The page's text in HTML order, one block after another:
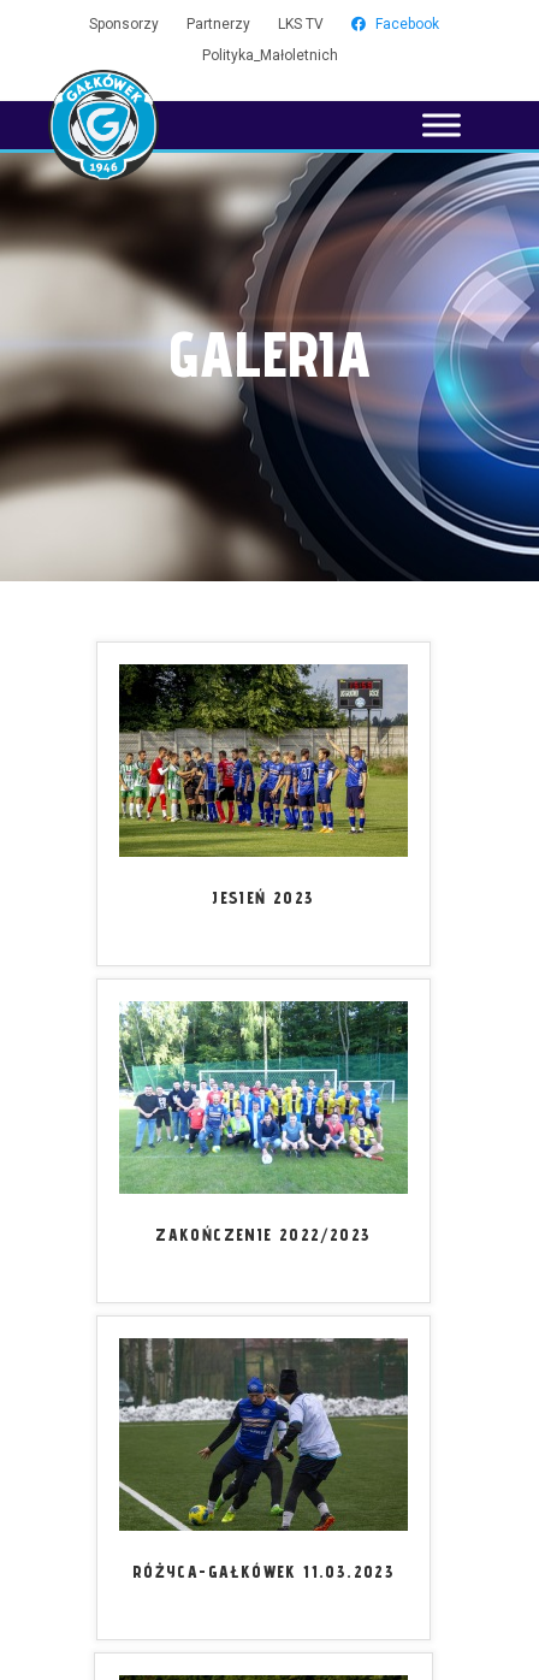
Sponsorzy Partnerzy LKS TV
Facebook
Polityka_Małoletnich
GALERIA
JESIEŃ 2023
ZAKOŃCZENIE 2022/2023
RÓŻYCA-GAŁKÓWEK 11.03.2023